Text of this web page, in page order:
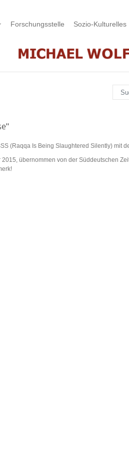
Forschungsstelle Sozio-Kulturelles
(Raqqa Is Being Slaughtered Silently) mit
übernommen von der Süddeutschen